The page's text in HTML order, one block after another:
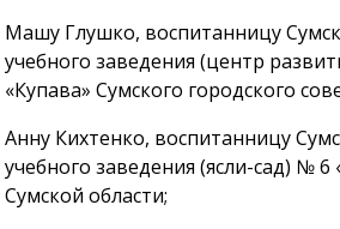
Машу Глушко, воспитанницу
учебного заведения (центр
«Купава» Сумского городского
Анну Кихтенко, воспитанницу
учебного заведения (ясли-сад) № 6
Сумской области;